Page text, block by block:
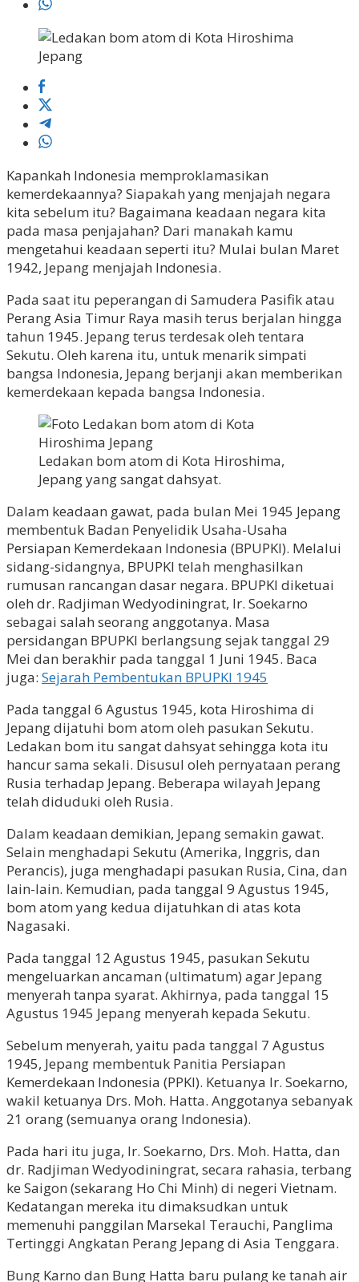
Kapankah Indonesia memproklamasikan
kemerdekaannya? Siapakah yang menjajah negara
kita sebelum itu? Bagaimana keadaan negara kita
pada masa penjajahan? Dari manakah kamu
mengetahui keadaan seperti itu? Mulai bulan Maret
1942, Jepang menjajah Indonesia.
Pada saat itu peperangan di Samudera Pasifik atau
Perang Asia Timur Raya masih terus berjalan hingga
tahun 1945. Jepang terus terdesak oleh tentara
Sekutu. Oleh karena itu, untuk menarik simpati
bangsa Indonesia, Jepang berjanji akan memberikan
kemerdekaan kepada bangsa Indonesia.
Ledakan bom atom di Kota Hiroshima,
Jepang yang sangat dahsyat.
Dalam keadaan gawat, pada bulan Mei 1945 Jepang
membentuk Badan Penyelidik Usaha-Usaha
Persiapan Kemerdekaan Indonesia (BPUPKI). Melalui
sidang-sidangnya, BPUPKI telah menghasilkan
rumusan rancangan dasar negara. BPUPKI diketuai
oleh dr. Radjiman Wedyodiningrat, Ir. Soekarno
sebagai salah seorang anggotanya. Masa
persidangan BPUPKI berlangsung sejak tanggal 29
Mei dan berakhir pada tanggal 1 Juni 1945. Baca
juga: Sejarah Pembentukan BPUPKI 1945
Pada tanggal 6 Agustus 1945, kota Hiroshima di
Jepang dijatuhi bom atom oleh pasukan Sekutu.
Ledakan bom itu sangat dahsyat sehingga kota itu
hancur sama sekali. Disusul oleh pernyataan perang
Rusia terhadap Jepang. Beberapa wilayah Jepang
telah diduduki oleh Rusia.
Dalam keadaan demikian, Jepang semakin gawat.
Selain menghadapi Sekutu (Amerika, Inggris, dan
Perancis), juga menghadapi pasukan Rusia, Cina, dan
lain-lain. Kemudian, pada tanggal 9 Agustus 1945,
bom atom yang kedua dijatuhkan di atas kota
Nagasaki.
Pada tanggal 12 Agustus 1945, pasukan Sekutu
mengeluarkan ancaman (ultimatum) agar Jepang
menyerah tanpa syarat. Akhirnya, pada tanggal 15
Agustus 1945 Jepang menyerah kepada Sekutu.
Sebelum menyerah, yaitu pada tanggal 7 Agustus
1945, Jepang membentuk Panitia Persiapan
Kemerdekaan Indonesia (PPKI). Ketuanya lr. Soekarno,
wakil ketuanya Drs. Moh. Hatta. Anggotanya sebanyak
21 orang (semuanya orang Indonesia).
Pada hari itu juga, Ir. Soekarno, Drs. Moh. Hatta, dan
dr. Radjiman Wedyodiningrat, secara rahasia, terbang
ke Saigon (sekarang Ho Chi Minh) di negeri Vietnam.
Kedatangan mereka itu dimaksudkan untuk
memenuhi panggilan Marsekal Terauchi, Panglima
Tertinggi Angkatan Perang Jepang di Asia Tenggara.
Bung Karno dan Bung Hatta baru pulang ke tanah air